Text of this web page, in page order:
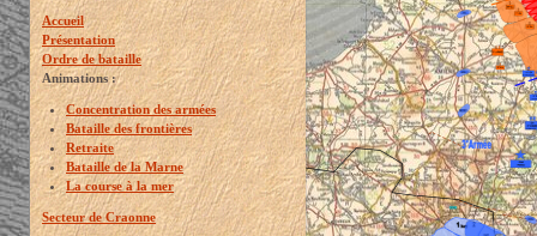
Accueil
Présentation
Ordre de bataille
Animations :
Concentration des armées
Bataille des frontières
Retraite
Bataille de la Marne
La course à la mer
Secteur de Craonne